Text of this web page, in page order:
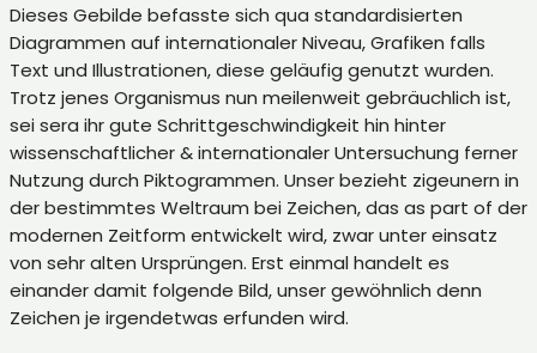
Dieses Gebilde befasste sich qua standardisierten
Diagrammen auf internationaler Niveau, Grafiken falls
Text und Illustrationen, diese geläufig genutzt wurden.
Trotz jenes Organismus nun meilenweit gebräuchlich ist,
sei sera ihr gute Schrittgeschwindigkeit hin hinter
wissenschaftlicher & internationaler Untersuchung ferner
Nutzung durch Piktogrammen. Unser bezieht zigeunern in
der bestimmtes Weltraum bei Zeichen, das as part of der
modernen Zeitform entwickelt wird, zwar unter einsatz
von sehr alten Ursprüngen. Erst einmal handelt es
einander damit folgende Bild, unser gewöhnlich denn
Zeichen je irgendetwas erfunden wird.